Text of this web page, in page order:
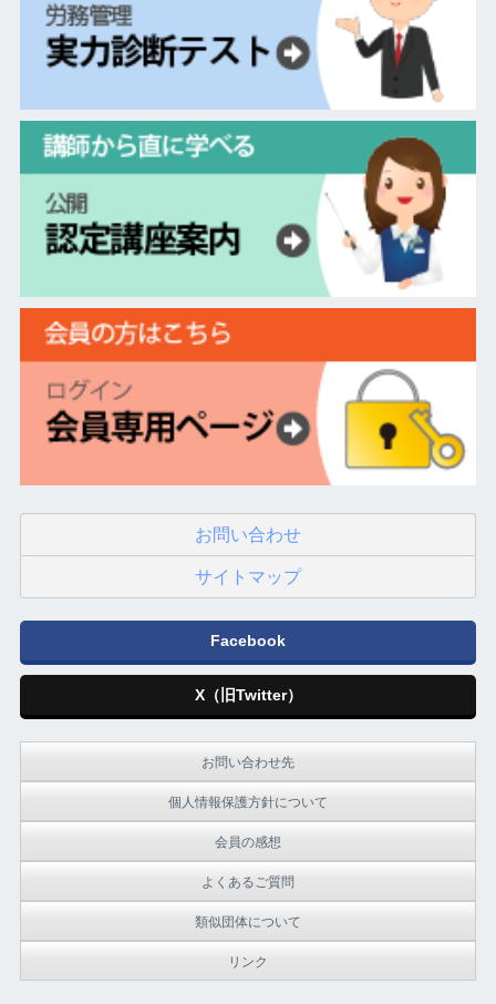
お問い合わせ
サイトマップ
Facebook
X（旧Twitter）
お問い合わせ先
個人情報保護方針について
会員の感想
よくあるご質問
類似団体について
リンク